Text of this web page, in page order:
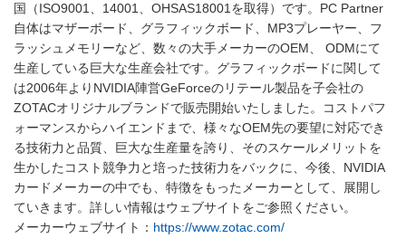
国（ISO9001、14001、OHSAS18001を取得）です。PC Partner
自体はマザーボード、グラフィックボード、MP3プレーヤー、フ
ラッシュメモリーなど、数々の大手メーカーのOEM、 ODMにて
生産している巨大な生産会社です。グラフィックボードに関して
は2006年よりNVIDIA陣営GeForceのリテール製品を子会社の
ZOTACオリジナルブランドで販売開始いたしました。コストパフ
ォーマンスからハイエンドまで、様々なOEM先の要望に対応でき
る技術力と品質、巨大な生産量を誇り、そのスケールメリットを
生かしたコスト競争力と培った技術力をバックに、今後、NVIDIA
カードメーカーの中でも、特徴をもったメーカーとして、展開し
ていきます。詳しい情報はウェブサイトをご参照ください。
メーカーウェブサイト： https://www.zotac.com/